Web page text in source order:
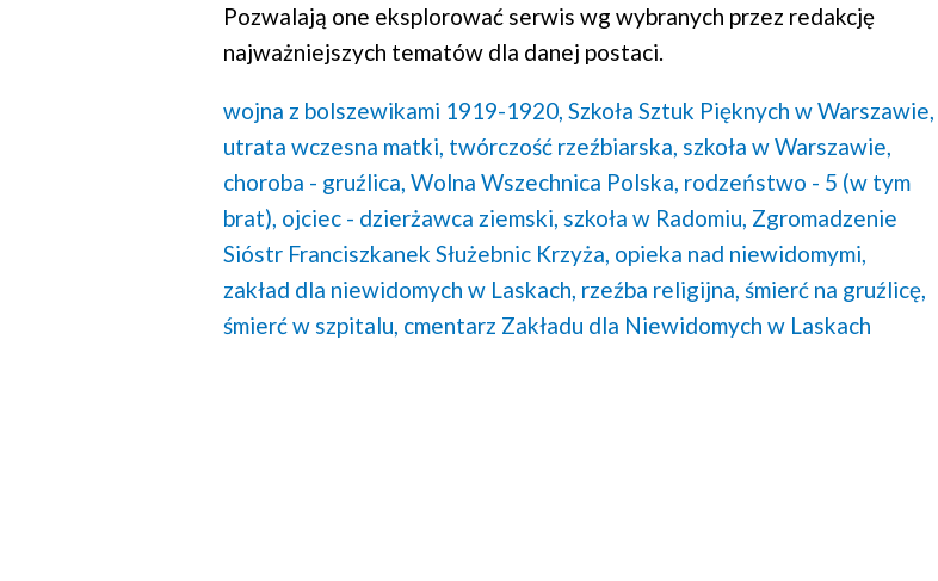
Pozwalają one eksplorować serwis wg wybranych przez redakcję
najważniejszych tematów dla danej postaci.
wojna z bolszewikami 1919-1920, Szkoła Sztuk Pięknych w Warszawie,
utrata wczesna matki, twórczość rzeźbiarska, szkoła w Warszawie,
choroba - gruźlica, Wolna Wszechnica Polska, rodzeństwo - 5 (w tym
brat), ojciec - dzierżawca ziemski, szkoła w Radomiu, Zgromadzenie
Sióstr Franciszkanek Służebnic Krzyża, opieka nad niewidomymi,
zakład dla niewidomych w Laskach, rzeźba religijna, śmierć na gruźlicę,
śmierć w szpitalu, cmentarz Zakładu dla Niewidomych w Laskach